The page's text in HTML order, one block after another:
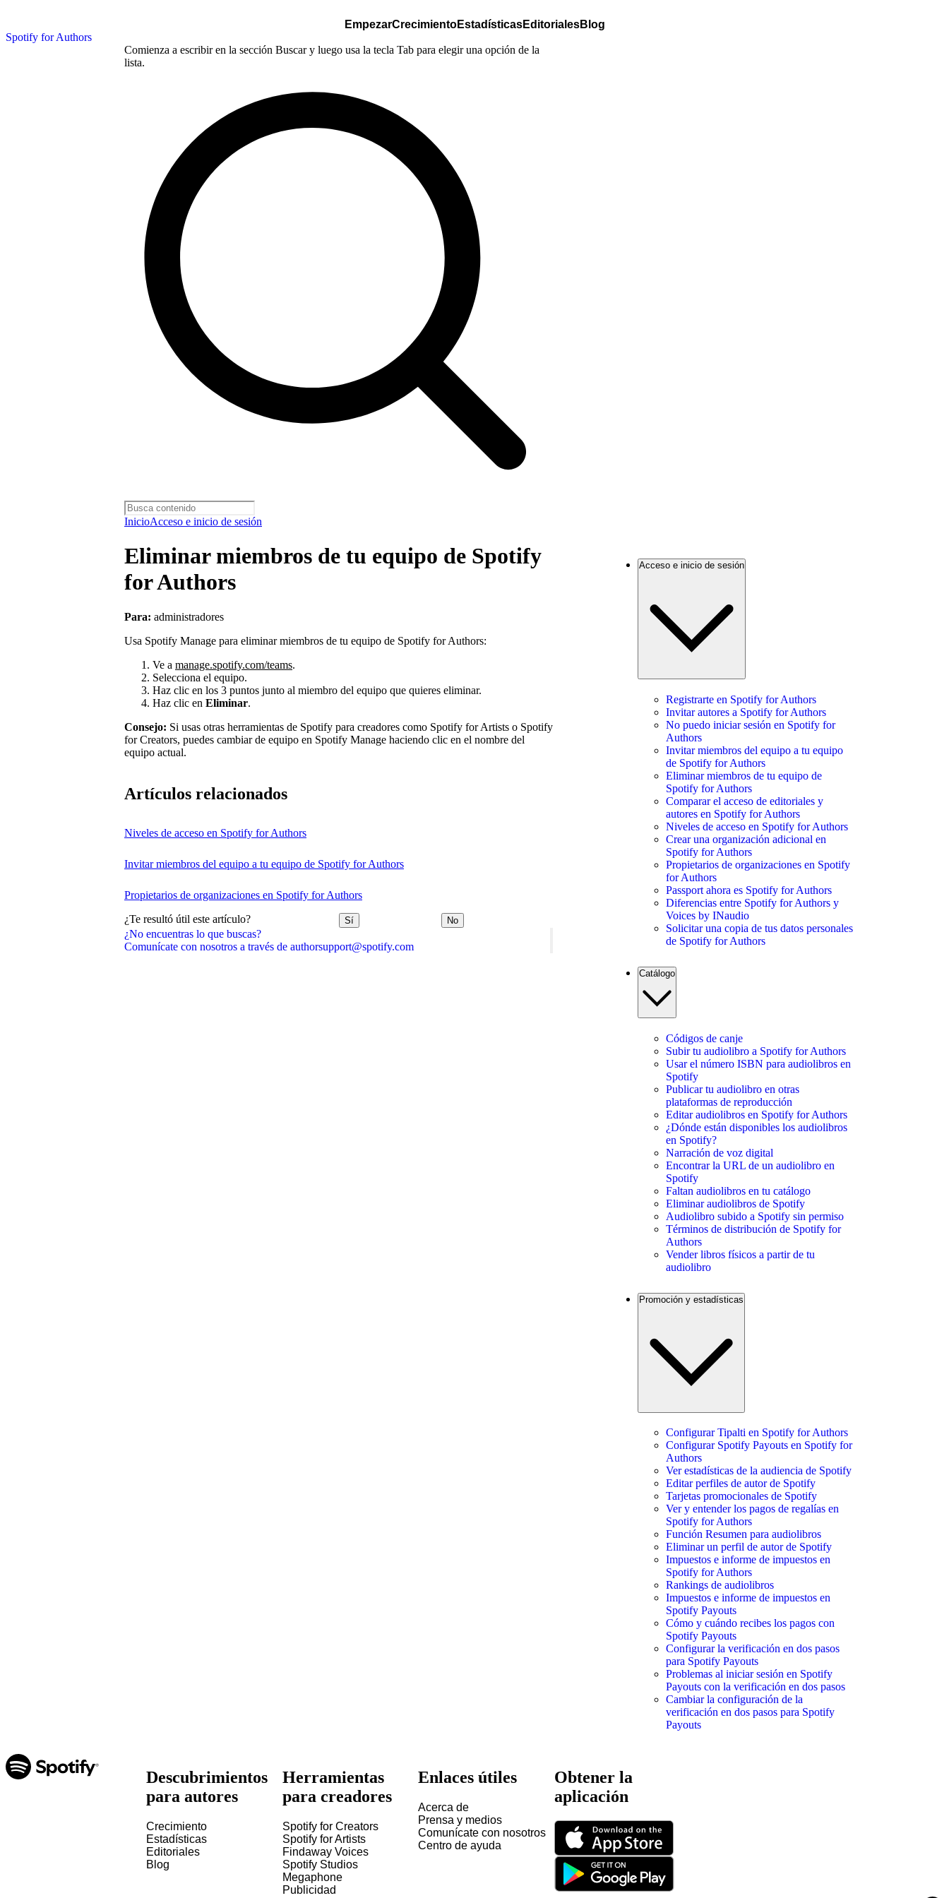
Spotify for Authors
EmpezarCrecimientoEstadísticasEditorialesBlog
Comienza a escribir en la sección Buscar y luego usa la tecla Tab para elegir una opción de la
lista.
InicioAcceso e inicio de sesión
¿No encuentras lo que buscas?
Comunícate con nosotros a través de authorsupport@spotify.com
Eliminar miembros de tu equipo de Spotify
for Authors
Para: administradores
Usa Spotify Manage para eliminar miembros de tu equipo de Spotify for Authors:
Ve a manage.spotify.com/teams.
Selecciona el equipo.
Haz clic en los 3 puntos junto al miembro del equipo que quieres eliminar.
Haz clic en Eliminar.
Consejo: Si usas otras herramientas de Spotify para creadores como Spotify for Artists o Spotify
for Creators, puedes cambiar de equipo en Spotify Manage haciendo clic en el nombre del
equipo actual.
Artículos relacionados
Niveles de acceso en Spotify for Authors
Invitar miembros del equipo a tu equipo de Spotify for Authors
Propietarios de organizaciones en Spotify for Authors
¿Te resultó útil este artículo? Sí No
Acceso e inicio de sesión
Registrarte en Spotify for Authors
Invitar autores a Spotify for Authors
No puedo iniciar sesión en Spotify for
Authors
Invitar miembros del equipo a tu equipo
de Spotify for Authors
Eliminar miembros de tu equipo de
Spotify for Authors
Comparar el acceso de editoriales y
autores en Spotify for Authors
Niveles de acceso en Spotify for Authors
Crear una organización adicional en
Spotify for Authors
Propietarios de organizaciones en Spotify
for Authors
Passport ahora es Spotify for Authors
Diferencias entre Spotify for Authors y
Voices by INaudio
Solicitar una copia de tus datos personales
de Spotify for Authors
Catálogo
Códigos de canje
Subir tu audiolibro a Spotify for Authors
Usar el número ISBN para audiolibros en
Spotify
Publicar tu audiolibro en otras
plataformas de reproducción
Editar audiolibros en Spotify for Authors
¿Dónde están disponibles los audiolibros
en Spotify?
Narración de voz digital
Encontrar la URL de un audiolibro en
Spotify
Faltan audiolibros en tu catálogo
Eliminar audiolibros de Spotify
Audiolibro subido a Spotify sin permiso
Términos de distribución de Spotify for
Authors
Vender libros físicos a partir de tu
audiolibro
Promoción y estadísticas
Configurar Tipalti en Spotify for Authors
Configurar Spotify Payouts en Spotify for
Authors
Ver estadísticas de la audiencia de Spotify
Editar perfiles de autor de Spotify
Tarjetas promocionales de Spotify
Ver y entender los pagos de regalías en
Spotify for Authors
Función Resumen para audiolibros
Eliminar un perfil de autor de Spotify
Impuestos e informe de impuestos en
Spotify for Authors
Rankings de audiolibros
Impuestos e informe de impuestos en
Spotify Payouts
Cómo y cuándo recibes los pagos con
Spotify Payouts
Configurar la verificación en dos pasos
para Spotify Payouts
Problemas al iniciar sesión en Spotify
Payouts con la verificación en dos pasos
Cambiar la configuración de la
verificación en dos pasos para Spotify
Payouts
Descubrimientos
para autores
Crecimiento
Estadísticas
Editoriales
Blog
Herramientas
para creadores
Spotify for Creators
Spotify for Artists
Findaway Voices
Spotify Studios
Megaphone
Publicidad
Enlaces útiles
Acerca de
Prensa y medios
Comunícate con nosotros
Centro de ayuda
Obtener la
aplicación